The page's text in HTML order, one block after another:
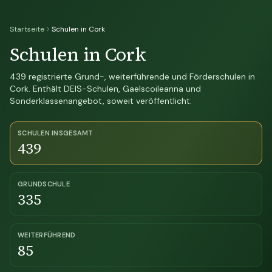
Startseite Schulen in Cork
Schulen in Cork
439 registrierte Grund-, weiterführende und Förderschulen in
Cork. Enthält DEIS-Schulen, Gaelscoileanna und
Sonderklassenangebot, soweit veröffentlicht.
SCHULEN INSGESAMT
439
GRUNDSCHULE
335
WEITERFÜHREND
85